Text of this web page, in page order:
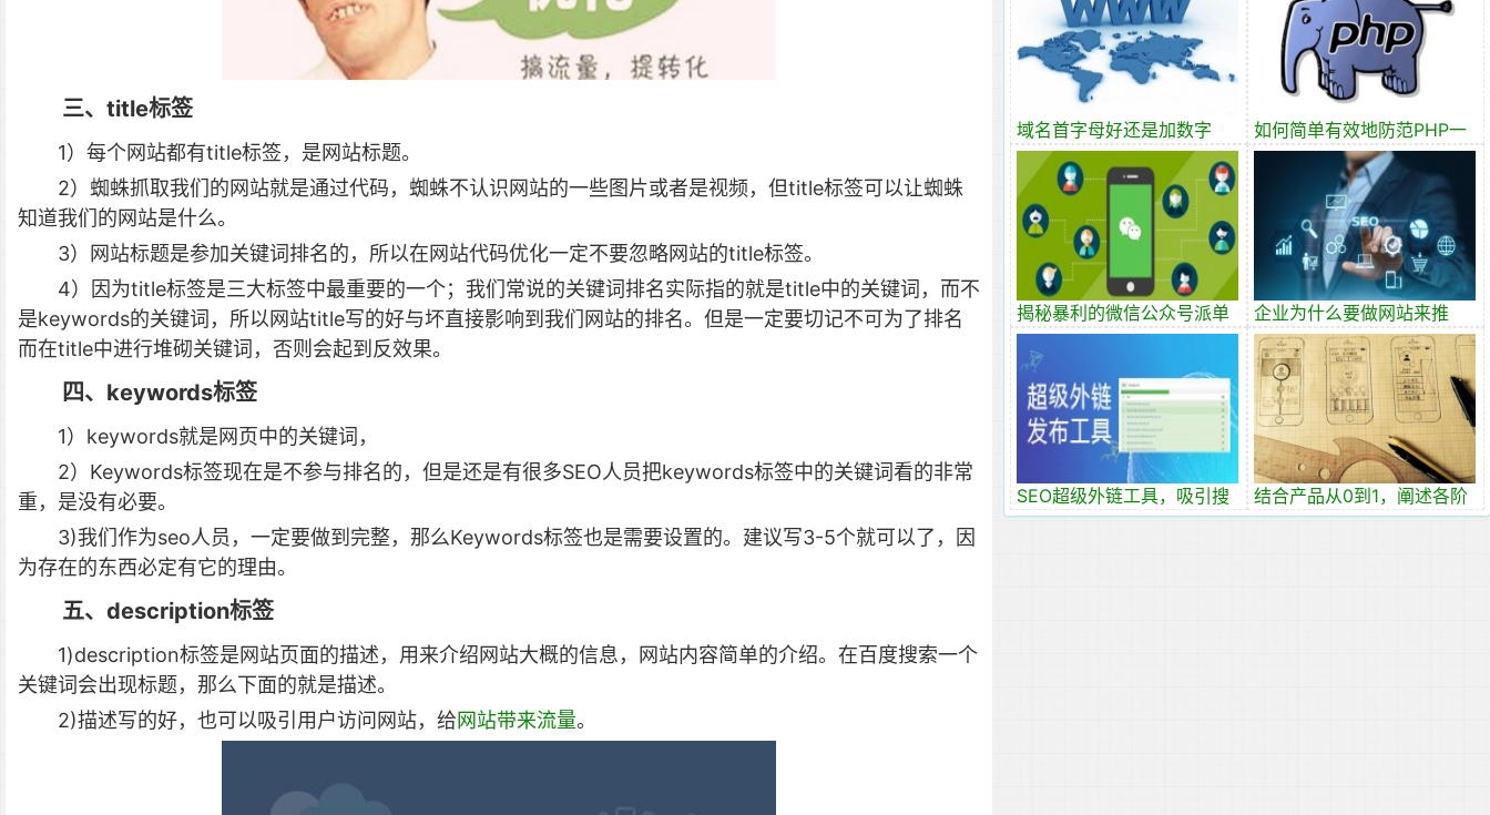
三、title标签
1）每个网站都有title标签，是网站标题。
2）蜘蛛抓取我们的网站就是通过代码，蜘蛛不认识网站的一些图片或者是视频，但title标签可以让蜘蛛
知道我们的网站是什么。
3）网站标题是参加关键词排名的，所以在网站代码优化一定不要忽略网站的title标签。
4）因为title标签是三大标签中最重要的一个；我们常说的关键词排名实际指的就是title中的关键词，而不
是keywords的关键词，所以网站title写的好与坏直接影响到我们网站的排名。但是一定要切记不可为了排名
而在title中进行堆砌关键词，否则会起到反效果。
四、keywords标签
1）keywords就是网页中的关键词，
2）Keywords标签现在是不参与排名的，但是还是有很多SEO人员把keywords标签中的关键词看的非常
重，是没有必要。
3)我们作为seo人员，一定要做到完整，那么Keywords标签也是需要设置的。建议写3-5个就可以了，因
为存在的东西必定有它的理由。
五、description标签
1)description标签是网站页面的描述，用来介绍网站大概的信息，网站内容简单的介绍。在百度搜索一个
关键词会出现标题，那么下面的就是描述。
2)描述写的好，也可以吸引用户访问网站，给网站带来流量。
域名首字母好还是加数字
好？选择哪一个域名好？
如何简单有效地防范PHP一
句话木马？
揭秘暴利的微信公众号派单
项目
企业为什么要做网站来推
广？
SEO超级外链工具，吸引搜
索引擎蜘蛛抓取
结合产品从0到1，阐述各阶
段的产品方法论